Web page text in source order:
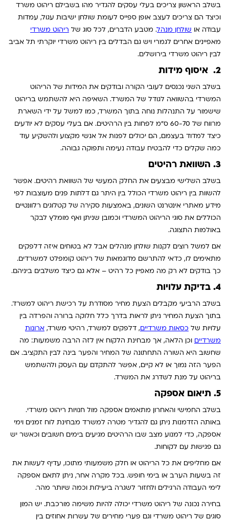
בשלב הראשון צריכים בעלי עסקים להגדיר מהו בשבילם ריהוט משרד
וכיצד הם צריכים לעצב אופן ספייס לעומת שולחן ישיבות עגול, עמדות
עבודה או שולחן מנהל. מטבע הדברים, לכל סוג של ריהוט משרדי
מאפיינים אחרים לגמרי ויש גם הבדלים בין ריהוט משרדי יוקרתי תל אביב
לבין ריהוט משרדי בירושלים.
2. איסוף מידות
בשלב השני נכנסים לעובי הקורה ובודקים את המידות של הריהוט
המשרדי בהשוואה לגודל של המשרד. השאיפה היא להשתמש בריהוט
שישמור על התנהלות נוחה בתוך המשרד, כמו למשל על ידי השארת
מרווח של 60-70 ס"מ לפחות בין הרהיטים. אם בעלי עסקים לא יודעים
כיצד למדוד בעצמם, הם יכולים לפנות אל אנשי מקצוע ולהשקיע עוד
כמה שקלים כדי להבטיח עבודה נעימה ותפוקה גבוהה.
3. השוואת רהיטים
בשלב השלישי מבצעים את החלק המעשי של השוואת רהיטים. אפשר
להשוות בין ריהוט משרדי הכולל בין היתר גם דלתות פנים מעוצבות לפי
מידע מאתרי אינטרנט השונים, באמצעות סקירה של קטלוגים רלוונטיים
הכוללים את סוגי הריהוט המשרדי וכמובן שניתן ואף מומלץ לבקר
באולמות התצוגה.
אם למשל רוצים לקנות שולחן מנהלים אבל לא בטוחים איזה דלפקים
מתאימים לו, כדאי להתרשם מדוגמאות של ריהוט קומפלט למשרדים.
כך בודקים לא רק מה מאפיין כל רהיט – אלא גם כיצד משלבים ביניהם.
4. בדיקת עלויות
בשלב הרביעי מקבלים הצעת מחיר מסודרת על רכישת ריהוט למשרד.
בתוך הצעת המחיר ניתן לראות בדרך כלל חלוקה ברורה והפרדה בין
עלויות של כסאות משרדיים, דלפקים למשרד, רהיטי משרד, ארונות
משרדיים וכן הלאה, אך מבחינת הלקוח אין לזה הרבה משמעות: מה
שחשוב היא השורה התחתונה של המחיר והפער בינה לבין התקציב. אם
הפער הזה נמוך או לא קיים, אפשר להתקדם עם העסק ולהשתמש
בריהוט על מנת לשדרג את המשרד.
5. תיאום אספקה
בשלב החמישי והאחרון מתאמים אספקה מול חנויות ריהוט משרדי.
באותה הזדמנות ניתן גם להגדיר מטרה למשרד מבחינת לוח זמנים וימי
אספקה, כדי למנוע מצב שבו הרהיטים מגיעים בימים חשובים וכאשר יש
גם פגישות עם לקוחות.
אם מחליפים את כל הריהוט או חלק משמעותי מתוכו, עדיף לעשות את
זה בשעות הערב או בימי חופש. בכל מקרה אחר, ניתן לתאם אספקה
לימי העבודה הרגילים ולחזור לשגרה ביעילות וכמה שיותר מהר.
בחירה נכונה של ריהוט משרדי יכולה להיות משימה מורכבת. יש המון
סוגים של ריהוט משרדי וגם פערי מחירים של עשרות אחוזים בין